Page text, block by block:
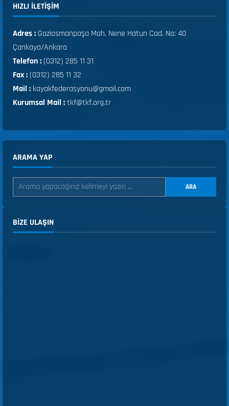
HIZLI ILETIŞIM
Adres : Gaziosmanpaşa Mah. Nene Hatun Cad. No: 40
Çankaya/Ankara
Telefon :(0312) 285 11 31
Fax :(0312) 285 11 32
Mail : kayakfederasyonu@gmail.com
Kurumsal Mail :tkf@tkf.org.tr
ARAMA YAP
ARA
BIZE ULAŞIN